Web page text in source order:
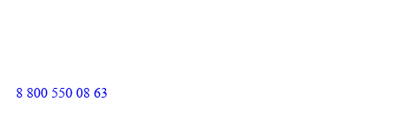
8 800 550 08 63